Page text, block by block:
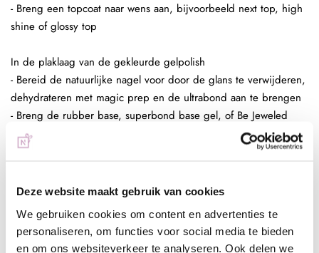
Deze website maakt gebruik van cookies
We gebruiken cookies om content en advertenties te
personaliseren, om functies voor social media te bieden
en om ons websiteverkeer te analyseren. Ook delen we
- Breng een topcoat naar wens aan, bijvoorbeeld next top, high
shine of glossy top
In de plaklaag van de gekleurde gelpolish
- Bereid de natuurlijke nagel voor door de glans te verwijderen,
dehydrateren met magic prep en de ultrabond aan te brengen
- Breng de rubber base, superbond base gel, of Be Jeweled
base/top aan
- Kies een gelpolish naar wens, breng deze 2 dunne lagen aan
- Pak met de fluffy brush een kleine hoeveelheid glitters op en
- Enkele seconden fixeren in de lamp
- Aflakken met topcoat (voor de natuurlijke nagels Be Jeweled